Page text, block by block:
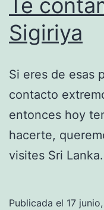
Sigiriya
Si eres de esas
contacto
entonces hoy
hacerte,
visites Sri Lanka.
Publicada el 17